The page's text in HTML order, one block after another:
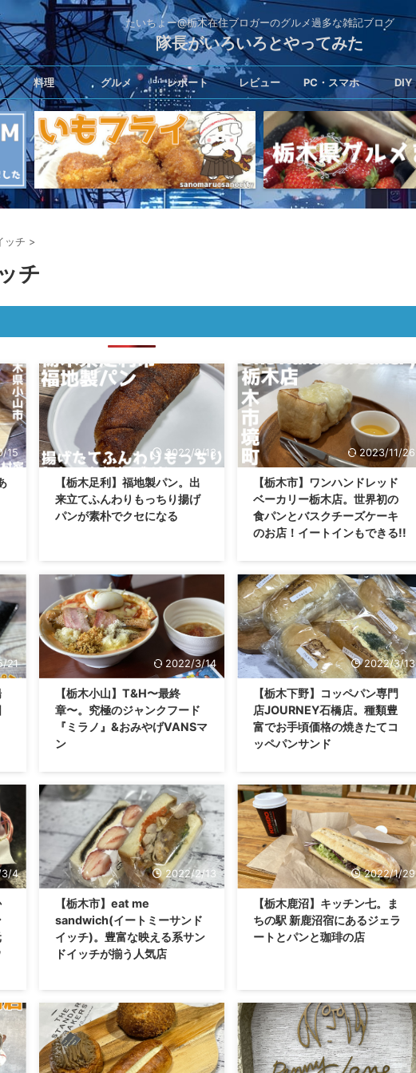
たいちょー@栃木在住ブロガーのグルメ過多な雑記ブログ
隊長がいろいろとやってみた
料理 グルメ レポート レビュー PC・スマホ DIY
ッチ >
チ
15 2022/9/13
【栃木足利】福地製パン。出
来立てふんわりもっちり揚げ
パンが素朴でクセになる
2023/11/26
【栃木市】ワンハンドレッド
ベーカリー栃木店。世界初の
食パンとバスクチーズケーキ
のお店！イートインもできる!!
21 2022/3/14
【栃木小山】T&H〜最終
章〜。究極のジャンクフード
『ミラノ』&おみやげVANSマ
ン
2022/3/13
【栃木下野】コッペパン専門
店JOURNEY石橋店。種類豊
富でお手頃価格の焼きたてコ
ッペパンサンド
4 2022/2/13
【栃木市】eat me
sandwich(イートミーサンド
イッチ)。豊富な映える系サン
ドイッチが揃う人気店
2022/1/29
【栃木鹿沼】キッチン七。ま
ちの駅 新鹿沼宿にあるジェラ
ートとパンと珈琲の店